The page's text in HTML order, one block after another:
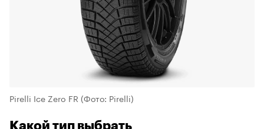
Pirelli Ice Zero FR (Фото: Pirelli)
Какой тип выбрать